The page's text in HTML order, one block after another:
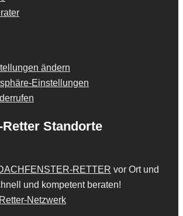
ändern
Einstellungen
Standorte
RETTER vor Ort und
und kompetent beraten!
Netzwerk